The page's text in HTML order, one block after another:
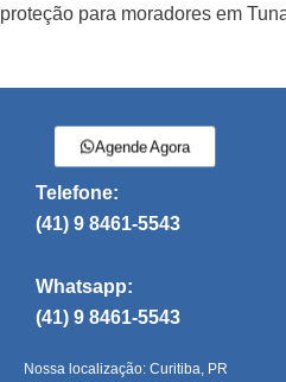
proteção para moradores em
Agende Agora
Telefone:
(41) 9 8461-5543
Whatsapp:
(41) 9 8461-5543
Nossa localização: Curitiba, PR